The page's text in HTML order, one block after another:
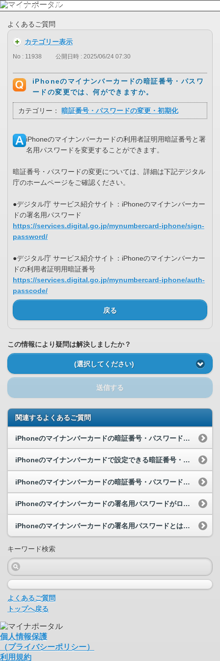
よくあるご質問
カテゴリー表示
No : 11938 公開日時 : 2025/06/24 07:30
iPhoneのマイナンバーカードの暗証番号・パスワ
ードの変更では、何ができますか。
カテゴリー： 暗証番号・パスワードの変更・初期化
iPhoneのマイナンバーカードの利用者証明用暗証番号と署
名用パスワードを変更することができます。
暗証番号・パスワードの変更については、詳細は下記デジタル
庁のホームページをご確認ください。
●デジタル庁 サービス紹介サイト：iPhoneのマイナンバーカー
ドの署名用パスワード
https://services.digital.go.jp/mynumbercard-iphone/sign-
password/
●デジタル庁 サービス紹介サイト：iPhoneのマイナンバーカー
ドの利用者証明用暗証番号
https://services.digital.go.jp/mynumbercard-iphone/auth-
passcode/
戻る
この情報により疑問は解決しましたか？
(選択してください)
送信する
関連するよくあるご質問
iPhoneのマイナンバーカードの暗証番号・パスワードを変更することはできますか。
iPhoneのマイナンバーカードで設定できる暗証番号・パスワードの種類と桁数について教えてください。
iPhoneのマイナンバーカードの暗証番号・パスワードの初期化とは何ですか。
iPhoneのマイナンバーカードの署名用パスワードがロックされました。どうすればよいですか。
iPhoneのマイナンバーカードの署名用パスワードとは何ですか。
キーワード検索
よくあるご質問
トップへ戻る
個人情報保護
（プライバシーポリシー）
利用規約